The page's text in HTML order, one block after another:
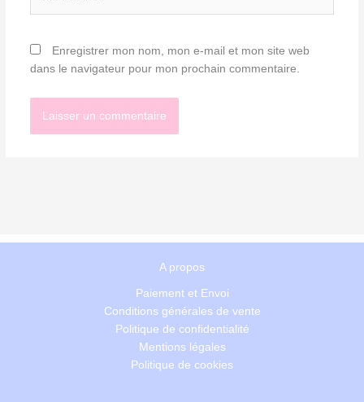
Enregistrer mon nom, mon e-mail et mon site web
dans le navigateur pour mon prochain commentaire.
A propos
Paiement et Envoi
Conditions générales de vente
Politique de confidentialité
Mentions légales
Politique de cookies